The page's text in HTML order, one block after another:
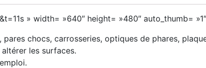
» width= »640″ height= »480″ auto_thumb=
chocs, carrosseries, optiques de phares,
les surfaces.